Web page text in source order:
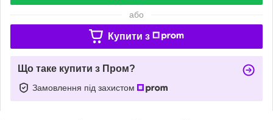
або
Купити з
Що таке купити з Пром?
Замовлення під захистом